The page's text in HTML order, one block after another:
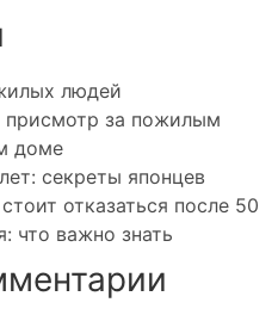
людей
присмотр за пожилым
доме
секреты японцев
отказаться после 50
что важно знать